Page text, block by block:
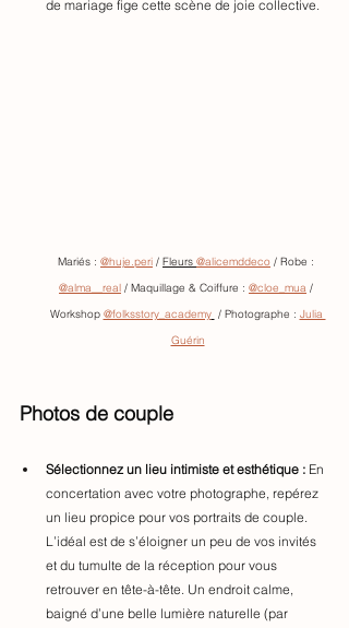
de mariage fige cette scène de joie collective.
Mariés : @huje.peri / Fleurs @alicemddeco / Robe :
@alma__real / Maquillage & Coiffure : @cloe_mua /
Workshop @folksstory_academy / Photographe : Julia
Guérin
Photos de couple
Sélectionnez un lieu intimiste et esthétique : En
concertation avec votre photographe, repérez
un lieu propice pour vos portraits de couple.
L’idéal est de s’éloigner un peu de vos invités
et du tumulte de la réception pour vous
retrouver en tête-à-tête. Un endroit calme,
baigné d’une belle lumière naturelle (par